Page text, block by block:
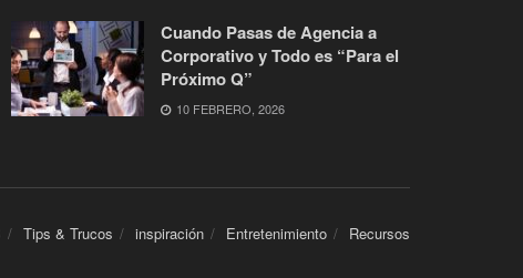
Cuando Pasas de Agencia a
Corporativo y Todo es “Para el
Próximo Q”
10 FEBRERO, 2026
Tips & Trucos inspiración Entretenimiento Recursos